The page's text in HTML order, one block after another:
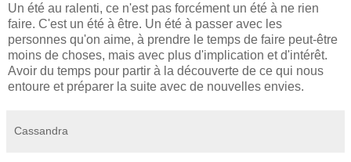
Un été au ralenti, ce n'est pas forcément un été à ne rien
faire. C'est un été à être. Un été à passer avec les
personnes qu'on aime, à prendre le temps de faire peut-être
moins de choses, mais avec plus d'implication et d'intérêt.
Avoir du temps pour partir à la découverte de ce qui nous
entoure et préparer la suite avec de nouvelles envies.
Cassandra